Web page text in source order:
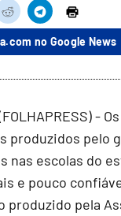
no Google News
-
produzidos pelo
nas escolas do
e pouco
produzido pela